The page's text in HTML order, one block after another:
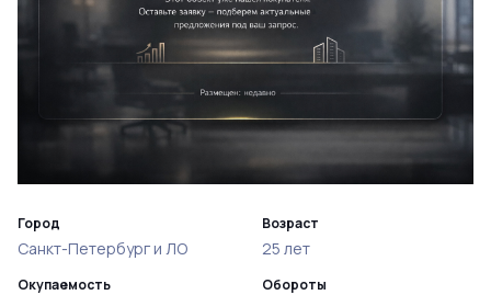
Город
Санкт-Петербург и ЛО
Окупаемость
Возраст
25 лет
Обороты